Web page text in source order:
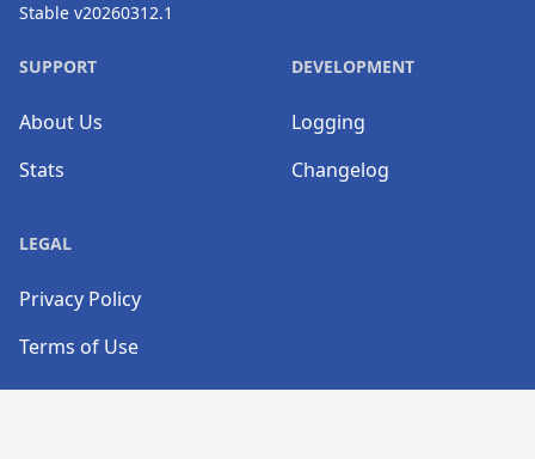
Stable v20260312.1
SUPPORT
About Us
Stats
DEVELOPMENT
Logging
Changelog
LEGAL
Privacy Policy
Terms of Use